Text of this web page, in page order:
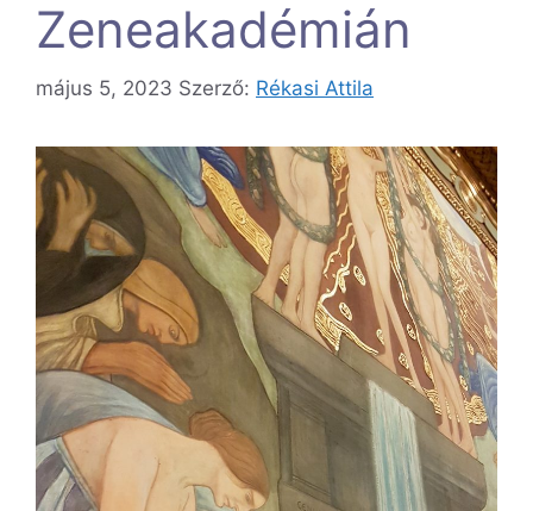
Zeneakadémián
május 5, 2023 Szerző: Rékasi Attila